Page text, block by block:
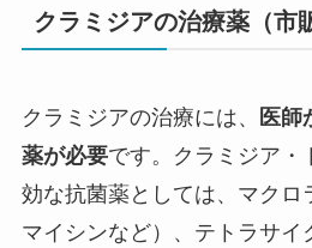
クラミジアの治療薬（市
クラミジアの治療には、
医師
薬が必要です。クラミジア・
効な抗菌薬としては、マクロ
マイシンなど）、テトラサイ